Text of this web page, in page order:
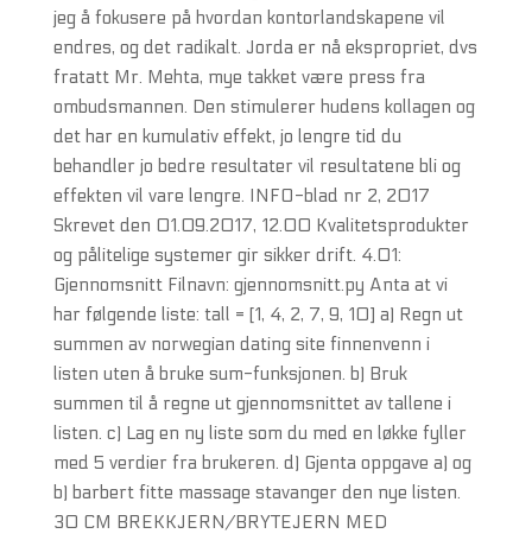
jeg å fokusere på hvordan kontorlandskapene vil
endres, og det radikalt. Jorda er nå ekspropriet, dvs
fratatt Mr. Mehta, mye takket være press fra
ombudsmannen. Den stimulerer hudens kollagen og
det har en kumulativ effekt, jo lengre tid du
behandler jo bedre resultater vil resultatene bli og
effekten vil vare lengre. INFO-blad nr 2, 2017
Skrevet den 01.09.2017, 12.00 Kvalitetsprodukter
og pålitelige systemer gir sikker drift. 4.01:
Gjennomsnitt Filnavn: gjennomsnitt.py Anta at vi
har følgende liste: tall = [1, 4, 2, 7, 9, 10] a) Regn ut
summen av norwegian dating site finnenvenn i
listen uten å bruke sum-funksjonen. b) Bruk
summen til å regne ut gjennomsnittet av tallene i
listen. c) Lag en ny liste som du med en løkke fyller
med 5 verdier fra brukeren. d) Gjenta oppgave a) og
b) barbert fitte massage stavanger den nye listen.
30 CM BREKKJERN/BRYTEJERN MED